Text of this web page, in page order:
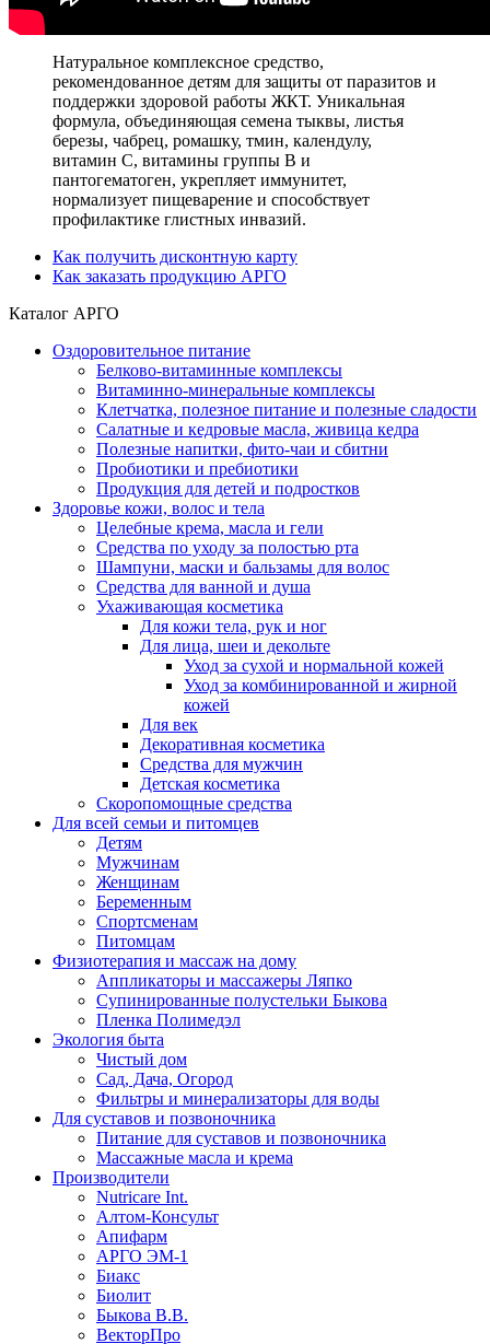
Натуральное комплексное средство,
рекомендованное детям для защиты от паразитов и
поддержки здоровой работы ЖКТ. Уникальная
формула, объединяющая семена тыквы, листья
березы, чабрец, ромашку, тмин, календулу,
витамин С, витамины группы В и
пантогематоген, укрепляет иммунитет,
нормализует пищеварение и способствует
профилактике глистных инвазий.
Как получить дисконтную карту
Как заказать продукцию АРГО
Каталог АРГО
Оздоровительное питание
Белково-витаминные комплексы
Витаминно-минеральные комплексы
Клетчатка, полезное питание и полезные сладости
Салатные и кедровые масла, живица кедра
Полезные напитки, фито-чаи и сбитни
Пробиотики и пребиотики
Продукция для детей и подростков
Здоровье кожи, волос и тела
Целебные крема, масла и гели
Средства по уходу за полостью рта
Шампуни, маски и бальзамы для волос
Средства для ванной и душа
Ухаживающая косметика
Для кожи тела, рук и ног
Для лица, шеи и декольте
Уход за сухой и нормальной кожей
Уход за комбинированной и жирной
кожей
Для век
Декоративная косметика
Средства для мужчин
Детская косметика
Скоропомощные средства
Для всей семьи и питомцев
Детям
Мужчинам
Женщинам
Беременным
Спортсменам
Питомцам
Физиотерапия и массаж на дому
Аппликаторы и массажеры Ляпко
Супинированные полустельки Быкова
Пленка Полимедэл
Экология быта
Чистый дом
Сад, Дача, Огород
Фильтры и минерализаторы для воды
Для суставов и позвоночника
Питание для суставов и позвоночника
Массажные масла и крема
Производители
Nutricare Int.
Алтом-Консульт
Апифарм
АРГО ЭМ-1
Биакс
Биолит
Быкова В.В.
ВекторПро